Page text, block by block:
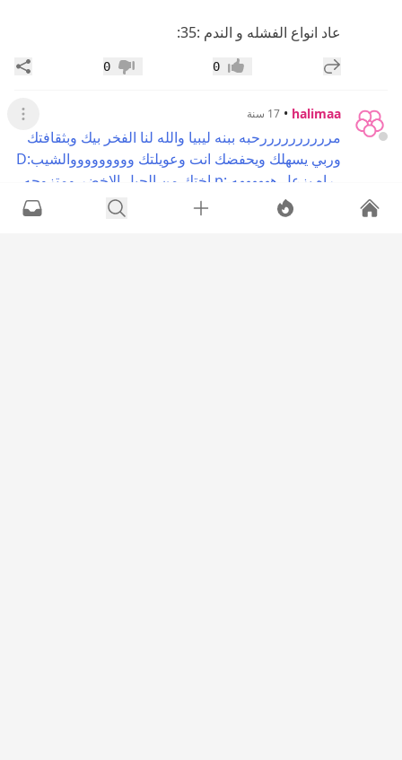
عاد انواع الفشله و الندم :35:
إضافة رد جديد إعجاب0 عدم إعجاب
0
halimaa
• 17 سنة عرض
مررررررررررحبه ببنه ليبيا والله لنا الفخر بيك وبثقافتك
وربي يسهلك ويحفضك انت وعويلتك وووووووووالشيب:D
..راه يزعل ههههههه :p اختك من الجبل الاخضر ومتزوجه
.......... ما تنسينش من دعوووووواتك
وعلينا بلخاص لو